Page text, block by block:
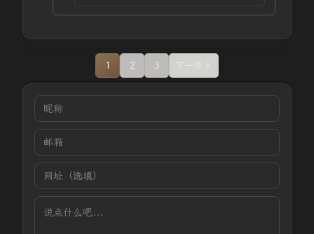
1 2 3 下一页